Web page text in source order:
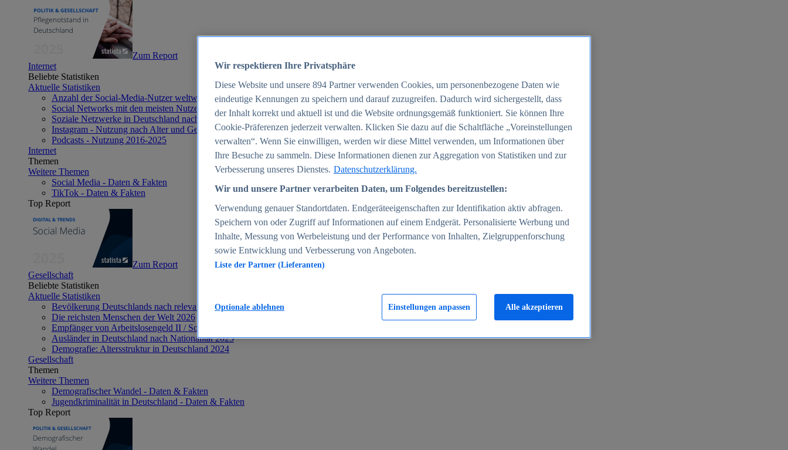
Zum Report
Internet
Beliebte Statistiken
Aktuelle Statistiken
Anzahl der Social-Media-Nutzer weltweit 2012-2025
Social Networks mit den meisten Nutzern weltweit 2025
Soziale Netzwerke in Deutschland nach Generationen 2025
Instagram - Nutzung nach Alter und Geschlecht in Deutschland 2025
Podcasts - Nutzung 2016-2025
Internet
Themen
Weitere Themen
Social Media - Daten & Fakten
TikTok - Daten & Fakten
Top Report
Zum Report
Gesellschaft
Beliebte Statistiken
Aktuelle Statistiken
Bevölkerung Deutschlands nach relevanten Altersgruppen 2024
Die reichsten Menschen der Welt 2026
Empfänger von Arbeitslosengeld II / Sozialgeld / Bürgergeld in Deutschland 2005-2025
Ausländer in Deutschland nach Nationalität 2025
Demografie: Altersstruktur in Deutschland 2024
Gesellschaft
Themen
Weitere Themen
Demografischer Wandel - Daten & Fakten
Jugendkriminalität in Deutschland - Daten & Fakten
Top Report
Wir respektieren Ihre Privatsphäre
Diese Website und unsere 894 Partner verwenden Cookies, um personenbezogene Daten wie
eindeutige Kennungen zu speichern und darauf zuzugreifen. Dadurch wird sichergestellt, dass
der Inhalt korrekt und aktuell ist und die Website ordnungsgemäß funktioniert. Sie können Ihre
Cookie-Präferenzen jederzeit verwalten. Klicken Sie dazu auf die Schaltfläche „Voreinstellungen
verwalten“. Wenn Sie einwilligen, werden wir diese Mittel verwenden, um Informationen über
Ihre Besuche zu sammeln. Diese Informationen dienen zur Aggregation von Statistiken und zur
Verbesserung unseres Dienstes. Datenschutzerklärung.
Wir und unsere Partner verarbeiten Daten, um Folgendes bereitzustellen:
Verwendung genauer Standortdaten. Endgeräteeigenschaften zur Identifikation aktiv abfragen.
Speichern von oder Zugriff auf Informationen auf einem Endgerät. Personalisierte Werbung und
Inhalte, Messung von Werbeleistung und der Performance von Inhalten, Zielgruppenforschung
sowie Entwicklung und Verbesserung von Angeboten.
Liste der Partner (Lieferanten)
Einstellungen anpassen
Optionale ablehnen Alle akzeptieren